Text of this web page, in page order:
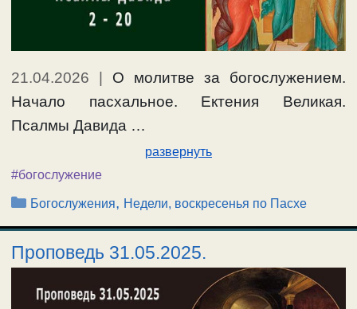
21.04.2026 | О молитве за богослужением.
Начало пасхальное. Ектения Великая.
Псалмы Давида …
развернуть
#богослужение
Рубрики
Богослужения, Недели, воскресенья по Пасхе
Проповедь 31.05.2025.